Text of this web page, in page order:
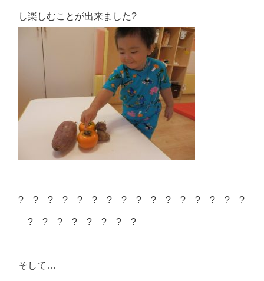
し楽しむことが出来ました?
? ? ? ? ? ? ? ? ? ? ? ? ? ? ? ?
? ? ? ? ? ? ? ?
そして…